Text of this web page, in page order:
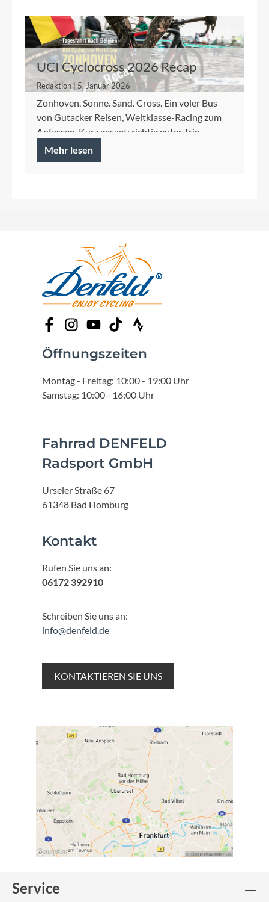
UCI Cyclocross 2026 Recap
Redaktion | 5. Januar 2026
Zonhoven. Sonne. Sand. Cross. Ein voler Bus
von Gutacker Reisen, Weltklasse-Racing zum
Anfassen. Kurz gesagt: richtig guter Trip.
Mehr lesen
Öffnungszeiten
Montag - Freitag: 10:00 - 19:00 Uhr
Samstag: 10:00 - 16:00 Uhr
Fahrrad DENFELD
Radsport GmbH
Urseler Straße 67
61348 Bad Homburg
Kontakt
Rufen Sie uns an:
06172 392910
Schreiben Sie uns an:
info@denfeld.de
KONTAKTIEREN SIE UNS
Service